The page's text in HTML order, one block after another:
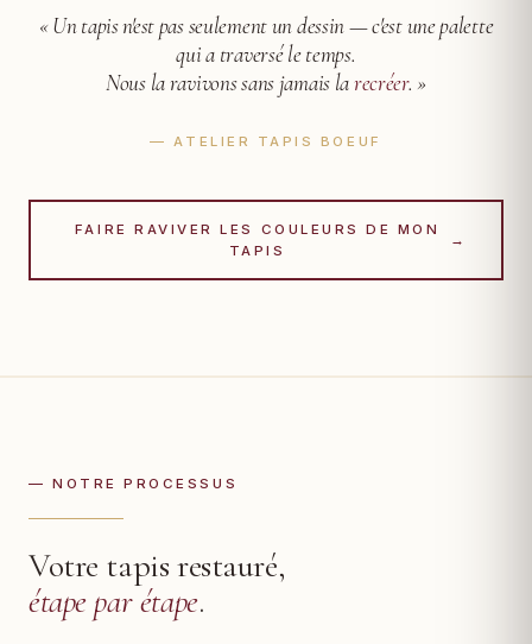
« Un tapis n'est pas seulement un dessin —c'est une palette
qui a traversé le temps.
Nous la ravivons sans jamais larecréer. »
— ATELIER TAPIS BOEUF
FAIRE RAVIVER LES COULEURS DE MON
TAPIS
→
— NOTRE PROCESSUS
Votre tapis restauré,
étape par étape.